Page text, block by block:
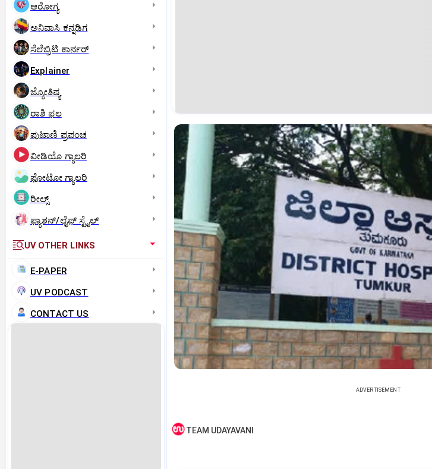
ಆರೋಗ್ಯ
ಅನಿವಾಸಿ ಕನ್ನಡಿಗ
ಸೆಲೆಬ್ರಿಟಿ ಕಾರ್ನರ್‌
Explainer
ಜ್ಯೋತಿಷ್ಯ
ರಾಶಿ ಫಲ
ಪುಟಾಣಿ ಪ್ರಪಂಚ
ವೀಡಿಯೊ ಗ್ಯಾಲರಿ
ಫೋಟೋ ಗ್ಯಾಲರಿ
ರೀಲ್ಸ್
ಫ್ಯಾಶನ್/ಲೈಫ್‌ ಸ್ಟೈಲ್
UV OTHER LINKS
E-PAPER
UV PODCAST
CONTACT US
ADVERTISEMENT
TEAM UDAYAVANI